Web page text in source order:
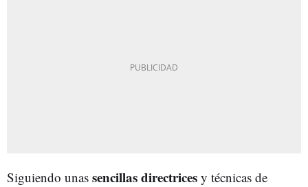
Siguiendo unas sencillas directrices y técnicas de